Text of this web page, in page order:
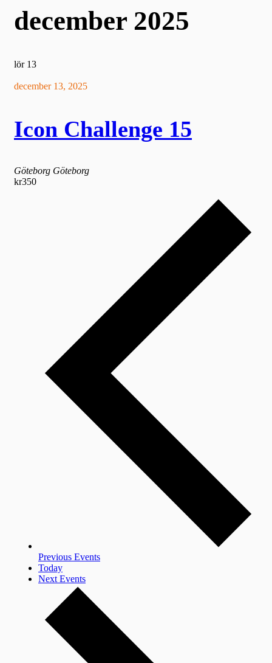
december 2025
lör 13
december 13, 2025
Icon Challenge 15
Göteborg Göteborg
kr350
Previous Events
Today
NextEvents